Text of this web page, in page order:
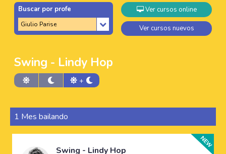
Buscar por profe Ver cursos online
Ver cursos nuevos
Swing - Lindy Hop
+
1 Mes bailando
Swing - Lindy Hop